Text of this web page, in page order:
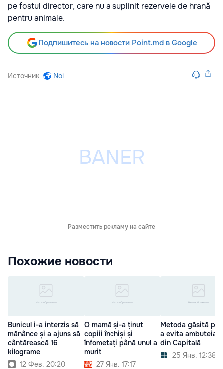
pe fostul director, care nu a suplinit rezervele de hrană
pentru animale.
Подпишитесь на новости Point.md в Google
Источник Noi
Разместить рекламу на сайте
Похожие новости
Bunicul i-a interzis să
mănânce și a ajuns să
cântărească 16
kilograme
12 Фев. 20:20
O mamă și-a ținut
copiii închiși și
înfometați până unul a
murit
27 Янв. 17:17
Metoda găsită
a evita
din Capitală
25 Янв. 12:38